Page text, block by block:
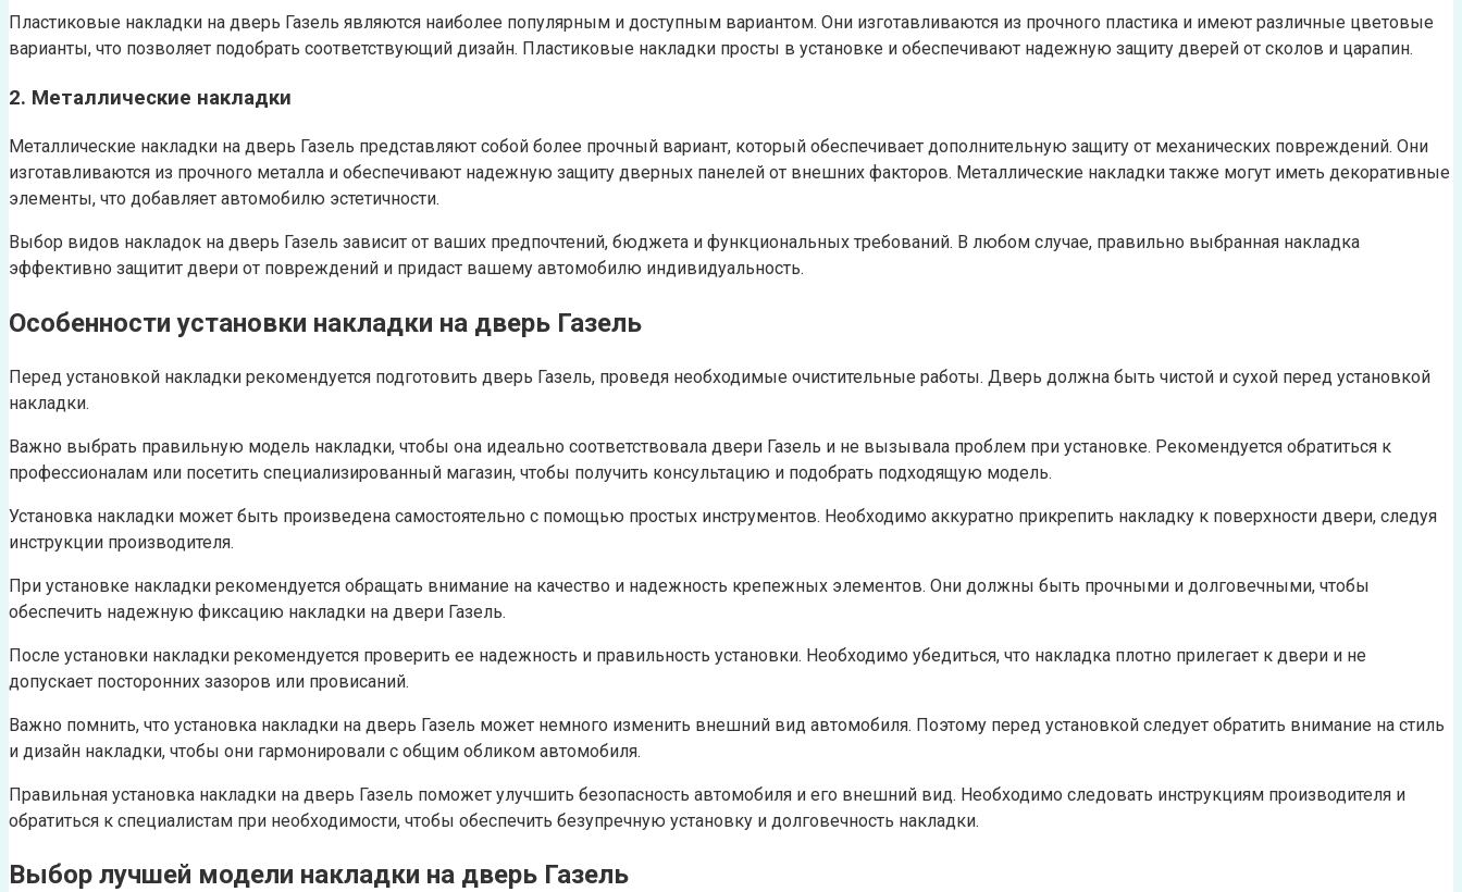
Пластиковые накладки на дверь Газель являются наиболее популярным и доступным вариантом. Они изготавливаются из прочного пластика и имеют различные цветовые
варианты, что позволяет подобрать соответствующий дизайн. Пластиковые накладки просты в установке и обеспечивают надежную защиту дверей от сколов и царапин.
2. Металлические накладки
Металлические накладки на дверь Газель представляют собой более прочный вариант, который обеспечивает дополнительную защиту от механических повреждений. Они
изготавливаются из прочного металла и обеспечивают надежную защиту дверных панелей от внешних факторов. Металлические накладки также могут иметь декоративные
элементы, что добавляет автомобилю эстетичности.
Выбор видов накладок на дверь Газель зависит от ваших предпочтений, бюджета и функциональных требований. В любом случае, правильно выбранная накладка
эффективно защитит двери от повреждений и придаст вашему автомобилю индивидуальность.
Особенности установки накладки на дверь Газель
Перед установкой накладки рекомендуется подготовить дверь Газель, проведя необходимые очистительные работы. Дверь должна быть чистой и сухой перед установкой
накладки.
Важно выбрать правильную модель накладки, чтобы она идеально соответствовала двери Газель и не вызывала проблем при установке. Рекомендуется обратиться к
профессионалам или посетить специализированный магазин, чтобы получить консультацию и подобрать подходящую модель.
Установка накладки может быть произведена самостоятельно с помощью простых инструментов. Необходимо аккуратно прикрепить накладку к поверхности двери, следуя
инструкции производителя.
При установке накладки рекомендуется обращать внимание на качество и надежность крепежных элементов. Они должны быть прочными и долговечными, чтобы
обеспечить надежную фиксацию накладки на двери Газель.
После установки накладки рекомендуется проверить ее надежность и правильность установки. Необходимо убедиться, что накладка плотно прилегает к двери и не
допускает посторонних зазоров или провисаний.
Важно помнить, что установка накладки на дверь Газель может немного изменить внешний вид автомобиля. Поэтому перед установкой следует обратить внимание на стиль
и дизайн накладки, чтобы они гармонировали с общим обликом автомобиля.
Правильная установка накладки на дверь Газель поможет улучшить безопасность автомобиля и его внешний вид. Необходимо следовать инструкциям производителя и
обратиться к специалистам при необходимости, чтобы обеспечить безупречную установку и долговечность накладки.
Выбор лучшей модели накладки на дверь Газель